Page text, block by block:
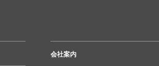
会社案内